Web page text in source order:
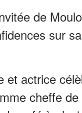
de
sur
et actrice
cheffe